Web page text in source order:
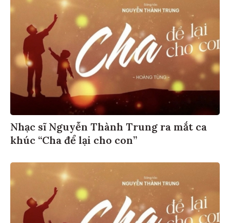
Nhạc sĩ Nguyễn Thành Trung ra mắt ca
khúc “Cha để lại cho con”